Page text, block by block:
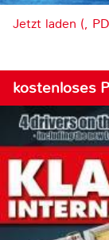
Jetzt laden (,
kostenloses